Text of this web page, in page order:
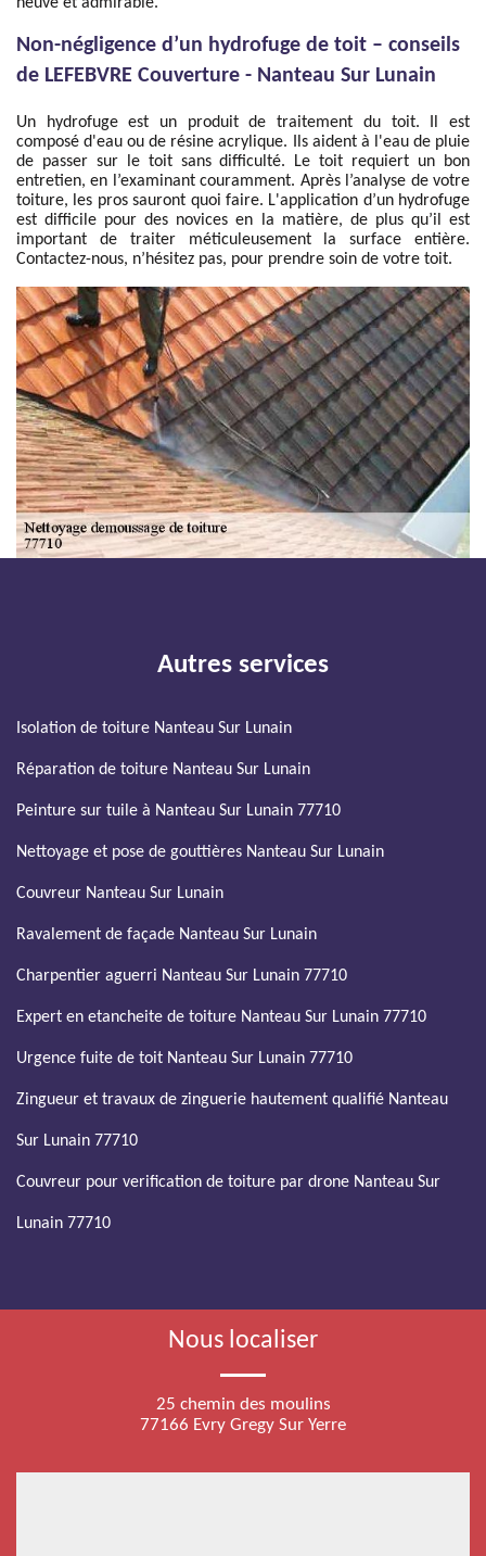
Non-négligence d’un hydrofuge de toit – conseils
de LEFEBVRE Couverture - Nanteau Sur Lunain
Un hydrofuge est un produit de traitement du toit. Il est
composé d'eau ou de résine acrylique. Ils aident à l'eau de pluie
de passer sur le toit sans difficulté. Le toit requiert un bon
entretien, en l’examinant couramment. Après l’analyse de votre
toiture, les pros sauront quoi faire. L'application d’un hydrofuge
est difficile pour des novices en la matière, de plus qu’il est
important de traiter méticuleusement la surface entière.
Contactez-nous, n’hésitez pas, pour prendre soin de votre toit.
Autres services
Isolation de toiture Nanteau Sur Lunain
Réparation de toiture Nanteau Sur Lunain
Peinture sur tuile à Nanteau Sur Lunain 77710
Nettoyage et pose de gouttières Nanteau Sur Lunain
Couvreur Nanteau Sur Lunain
Ravalement de façade Nanteau Sur Lunain
Charpentier aguerri Nanteau Sur Lunain 77710
Expert en etancheite de toiture Nanteau Sur Lunain 77710
Urgence fuite de toit Nanteau Sur Lunain 77710
Zingueur et travaux de zinguerie hautement qualifié Nanteau
Sur Lunain 77710
Couvreur pour verification de toiture par drone Nanteau Sur
Lunain 77710
Nous localiser
25 chemin des moulins
77166 Evry Gregy Sur Yerre